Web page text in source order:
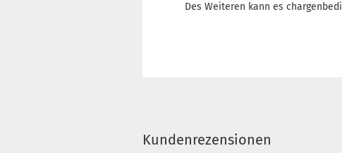
Des Weiteren kann es
Kundenrezensionen